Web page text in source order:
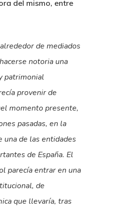
del mismo, entre
de mediados
notoria una
patrimonial
provenir de
momento presente,
pasadas, en la
una de las entidades
de España. El
parecía entrar en una
de
que llevaría, tras